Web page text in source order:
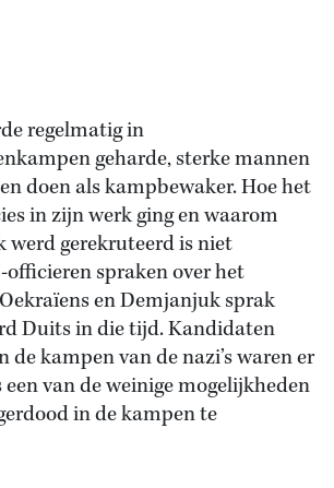
regelmatig in
geharde, sterke mannen
doen als kampbewaker. Hoe het
in zijn werk ging en waarom
gerekruteerd is niet
officieren spraken over het
en Demjanjuk sprak
Duits in die tijd. Kandidaten
de kampen van de nazi’s waren er
een van de weinige mogelijkheden
in de kampen te